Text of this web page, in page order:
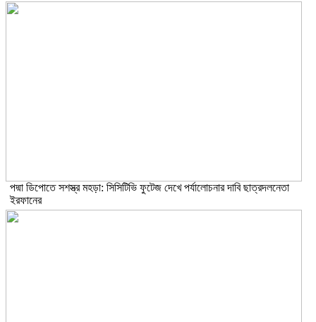
পদ্মা ডিপোতে সশস্ত্র মহড়া: সিসিটিভি ফুটেজ দেখে পর্যালোচনার দাবি ছাত্রদলনেতা
ইরফানের